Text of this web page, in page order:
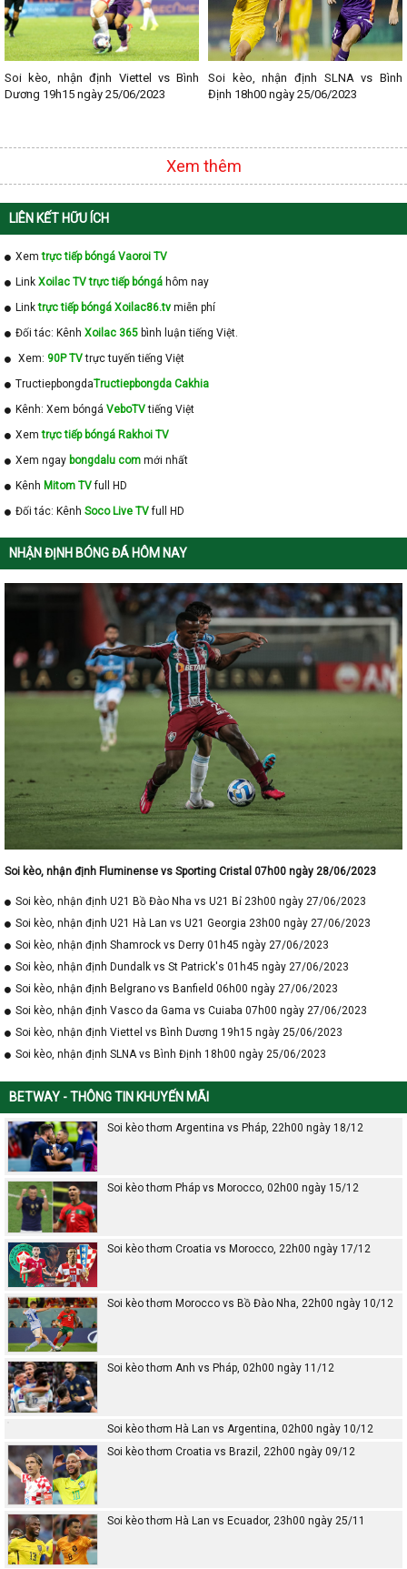
Soi kèo, nhận định Viettel vs Bình
Dương 19h15 ngày 25/06/2023
Soi kèo, nhận định SLNA vs Bình
Định 18h00 ngày 25/06/2023
Xem thêm
LIÊN KẾT HỮU ÍCH
Xemtrực tiếp bóngá Vaoroi TV
Link Xoilac TV trực tiếp bóngá hôm nay
Linktrực tiếp bóngá Xoilac86.tv miễn phí
Đối tác: Kênh Xoilac 365 bình luận tiếng Việt.
Xem: 90P TVtrực tuyến tiếng Việt
TructiepbongdaTructiepbongda Cakhia
Kênh: Xem bóngá VeboTVtiếng Việt
Xemtrực tiếp bóngá Rakhoi TV
Xem ngay bongdalu com mới nhất
Kênh Mitom TVfull HD
Đối tác: Kênh Soco Live TVfull HD
NHẬN ĐỊNH BÓNG ĐÁ HÔM NAY
Soi kèo, nhận định Fluminense vs Sporting Cristal 07h00 ngày 28/06/2023
Soi kèo, nhận định U21 Bồ Đào Nha vs U21 Bỉ 23h00 ngày 27/06/2023
Soi kèo, nhận định U21 Hà Lan vs U21 Georgia 23h00 ngày 27/06/2023
Soi kèo, nhận định Shamrock vs Derry 01h45 ngày 27/06/2023
Soi kèo, nhận định Dundalk vs St Patrick's 01h45 ngày 27/06/2023
Soi kèo, nhận định Belgrano vs Banfield 06h00 ngày 27/06/2023
Soi kèo, nhận định Vasco da Gama vs Cuiaba 07h00 ngày 27/06/2023
Soi kèo, nhận định Viettel vs Bình Dương 19h15 ngày 25/06/2023
Soi kèo, nhận định SLNA vs Bình Định 18h00 ngày 25/06/2023
BETWAY - THÔNG TIN KHUYẾN MÃI
Soi kèo thơm Argentina vs Pháp, 22h00 ngày 18/12
Soi kèo thơm Pháp vs Morocco, 02h00 ngày 15/12
Soi kèo thơm Croatia vs Morocco, 22h00 ngày 17/12
Soi kèo thơm Morocco vs Bồ Đào Nha, 22h00 ngày 10/12
Soi kèo thơm Anh vs Pháp, 02h00 ngày 11/12
Soi kèo thơm Hà Lan vs Argentina, 02h00 ngày 10/12
Soi kèo thơm Croatia vs Brazil, 22h00 ngày 09/12
Soi kèo thơm Hà Lan vs Ecuador, 23h00 ngày 25/11